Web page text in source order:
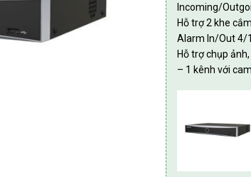
Incoming/
Hỗ trợ 2 khe
Alarm In/Out 4/1
Hỗ trợ chụp
– 1 kênh với